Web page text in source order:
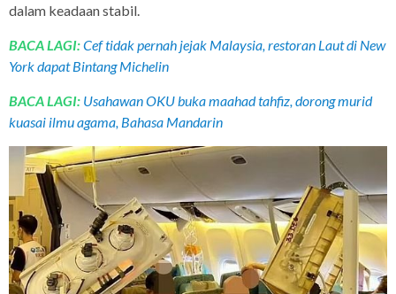
dalam keadaan stabil.
BACA LAGI:Cef tidak pernah jejak Malaysia, restoran Laut di New
York dapat Bintang Michelin
BACA LAGI: Usahawan OKU buka maahad tahfiz, dorong murid
kuasai ilmu agama, Bahasa Mandarin